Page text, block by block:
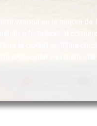
valiosa en la mejora de
a fortalecer la
la ciudad continúa
protección y el bienestar